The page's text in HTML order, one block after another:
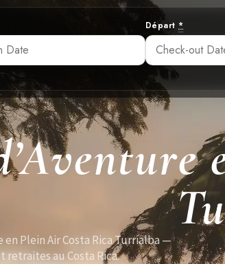
Départ *
Plein Air Costa Rica Turrialba —
au Costa Rica.